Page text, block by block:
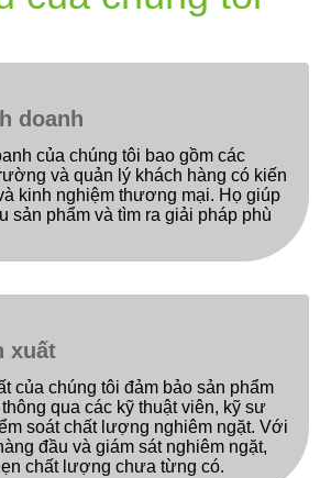
doanh
của chúng tôi bao gồm các
và quản lý khách hàng có kiến
kinh nghiệm thương mại. Họ giúp
sản phẩm và tìm ra giải pháp phù
xuất
của chúng tôi đảm bảo sản phẩm
qua các kỹ thuật viên, kỹ sư
soát chất lượng nghiêm ngặt. Với
đầu và giám sát nghiêm ngặt,
chất lượng chưa từng có.